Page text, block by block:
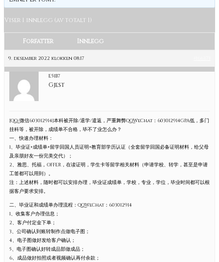
Viser 1 innlegg (av totalt 1)
Forfatter Innlegg
9. desember 2022 klokken 08:17
E51B7
Gjest
[QQ/微信603012914]本科被开除/退学/遣返，严重舞弊QQWeChat：603012914GPA低，多门
挂科等，被开除，成绩单不合格，毕不了业怎么办？
一、快速办理材料：
1、毕业证+成绩单+留学回国人员证明+教育部学历认证（全套留学回国必备证明材料，给父母
及亲朋好友一份完美交代）；
2、雅思、托福，OFFER，在读证明，学生卡等留学相关材料（申请学校、转学，甚至是申请
工签都可以用到）。
注：上述材料，随时都可以安排办理，毕业证成绩单，学校，专业，学位，毕业时间都可以根
据客户要求安排。
二、毕业证和成绩单办理流程：QQWeChat：603012914
1、收集客户办理信息；
2、客户付定金下单；
3、公司确认到账转制作点做电子图；
4、电子图做好发给客户确认；
5、电子图确认好转成品部做成品；
6、成品做好拍照或者视频确认再付余款；